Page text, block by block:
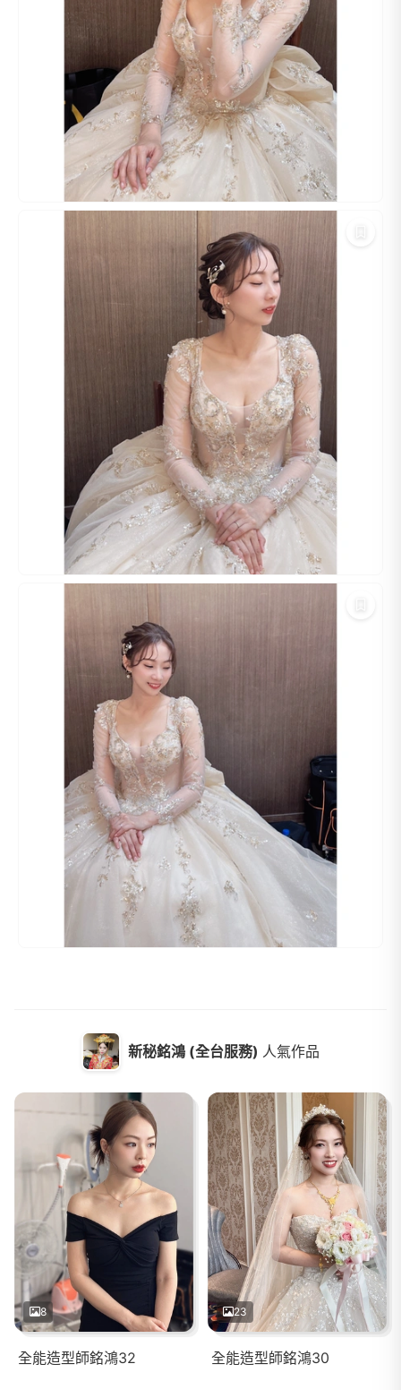
新秘銘鴻 (全台服務) 人氣作品
8
全能造型師銘鴻32
23
全能造型師銘鴻30